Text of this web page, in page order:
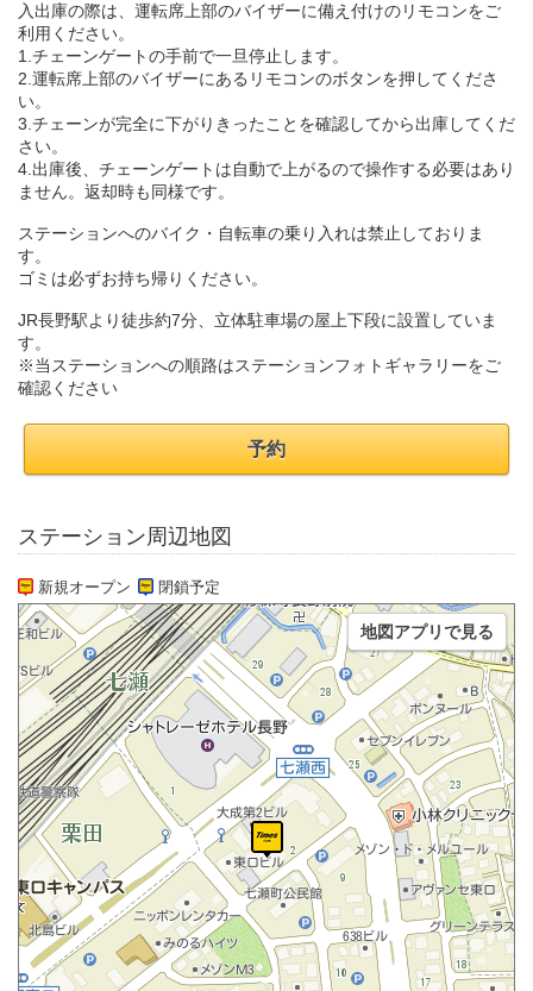
入出庫の際は、運転席上部のバイザーに備え付けのリモコンをご
利用ください。
1.チェーンゲートの手前で一旦停止します。
2.運転席上部のバイザーにあるリモコンのボタンを押してくださ
い。
3.チェーンが完全に下がりきったことを確認してから出庫してくだ
さい。
4.出庫後、チェーンゲートは自動で上がるので操作する必要はあり
ません。返却時も同様です。
ステーションへのバイク・自転車の乗り入れは禁止しておりま
す。
ゴミは必ずお持ち帰りください。
JR長野駅より徒歩約7分、立体駐車場の屋上下段に設置していま
す。
※当ステーションへの順路はステーションフォトギャラリーをご
確認ください
予約
ステーション周辺地図
新規オープン 閉鎖予定
地図アプリで見る